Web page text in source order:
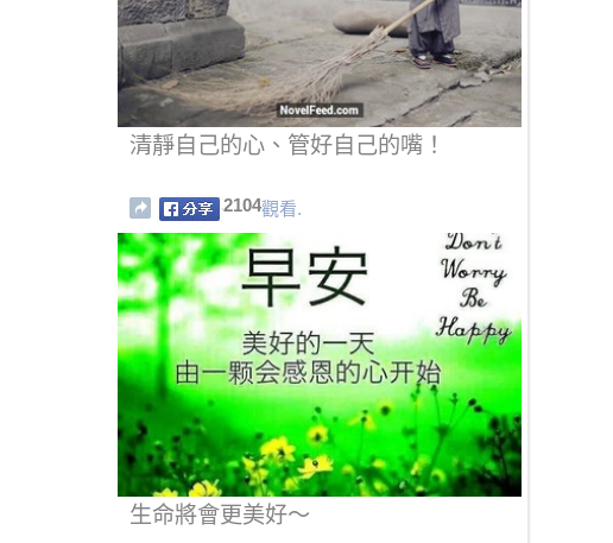
清靜自己的心、管好自己的嘴！
2104觀看.
生命將會更美好～